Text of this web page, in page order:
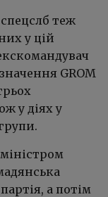
теж
у цій
GROM
у діях у
а потім